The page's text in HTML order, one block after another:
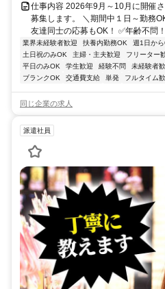
仕事内容 2026年9月～10月に開催
募集します。 ＼期間中１日～勤務
友達同士の応募もOK！ ✅年齢不問
業界未経験者歓迎 扶養内勤務OK 週1日か
土日祝のみOK
主婦・主夫歓迎 フリーター
平日のみOK
学生歓迎 経験不問 未経験者
ブランクOK
交通費支給 単発 フルタイム
同じ企業の求人
派遣社員